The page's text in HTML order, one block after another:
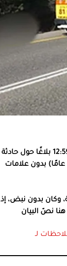
أفاد الناطق بلسان نجمة داوود الحمراء أنه: “استلم مركز نجمة داوود الحمراء اليوم، قرابة الساعة 12:59 بلاغًا حول حادثة
دهس على شارع 3703 في منطقة الجنوب، إذ وصلت الطواقم الطبية إلى المكان، ووجدت شابًا (20 عامًا) بدون علامات
وكان بدون نبض، إذ
هنا نصّ البيان
لسنة 2007. يرجى ارسال ملاحظات لـ